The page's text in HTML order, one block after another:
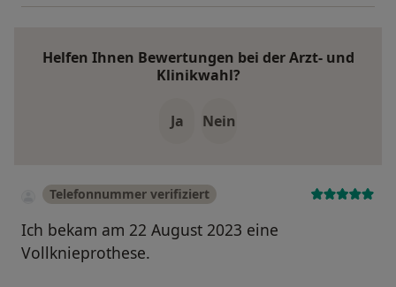
Helfen Ihnen Bewertungen bei der Arzt- und
Klinikwahl?
Ja Nein
Telefonnummer verifiziert
Ich bekam am 22 August 2023 eine
Vollknieprothese.